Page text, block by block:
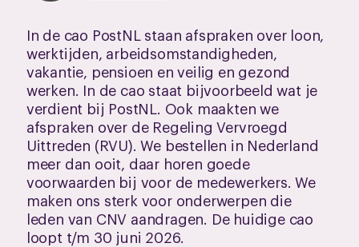
In de cao PostNL staan afspraken over loon,
werktijden, arbeidsomstandigheden,
vakantie, pensioen en veilig en gezond
werken. In de cao staat bijvoorbeeld wat je
verdient bij PostNL. Ook maakten we
afspraken over de Regeling Vervroegd
Uittreden (RVU). We bestellen in Nederland
meer dan ooit, daar horen goede
voorwaarden bij voor de medewerkers. We
maken ons sterk voor onderwerpen die
leden van CNV aandragen. De huidige cao
loopt t/m 30 juni 2026.